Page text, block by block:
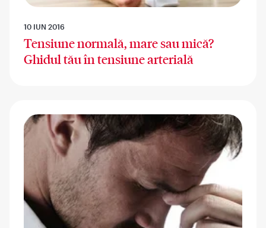
10 IUN 2016
Tensiune normală, mare sau mică?
Ghidul tău în tensiune arterială